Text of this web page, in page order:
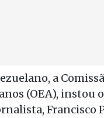
a
(OEA), instou
Francisco